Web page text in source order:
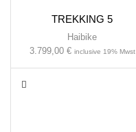
TREKKING 5
Haibike
3.799,00 € inclusive 19% Mwst